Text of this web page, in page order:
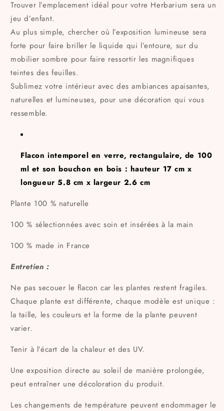
Trouver l’emplacement idéal pour votre Herbarium sera un
jeu d’enfant.
Au plus simple, chercher où l’exposition lumineuse sera
forte pour faire briller le liquide qui l’entoure, sur du
mobilier sombre pour faire ressortir les magnifiques
teintes des feuilles.
Sublimez votre intérieur avec des ambiances apaisantes,
naturelles et lumineuses, pour une décoration qui vous
ressemble.
Flacon intemporel en verre, rectangulaire, de 100
ml et son bouchon en bois : hauteur 17 cm x
longueur 5.8 cm x largeur 2.6 cm
Plante 100 % naturelle
100 % sélectionnées avec soin et insérées à la main
100 % made in France
Entretien :
Ne pas secouer le flacon car les plantes restent fragiles.
Chaque plante est différente, chaque modèle est unique :
la taille, les couleurs et la forme de la plante peuvent
varier.
Tenir à l’écart de la chaleur et des UV.
Une exposition directe au soleil de manière prolongée,
peut entraîner une décoloration du produit.
Les changements de température peuvent endommager le